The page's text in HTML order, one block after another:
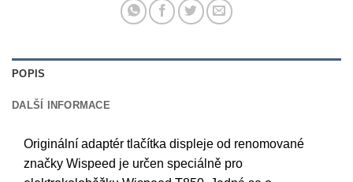
POPIS
DALŠÍ INFORMACE
Originální adaptér tlačítka displeje od renomované
značky Wispeed je určen speciálně pro